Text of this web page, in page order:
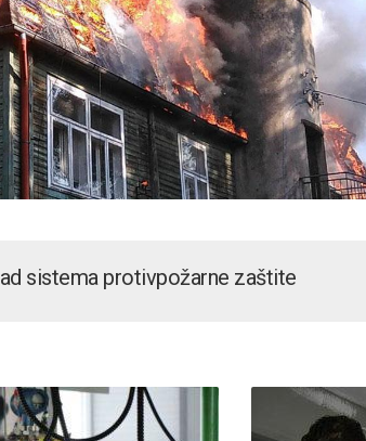
sistema protivpožarne zaštite